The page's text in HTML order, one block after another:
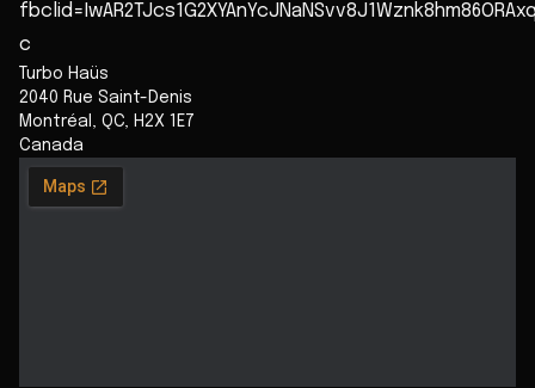
c
Turbo Haüs
2040 Rue Saint-Denis
Montréal , QC, H2X 1E7
Canada